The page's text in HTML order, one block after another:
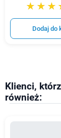
Dodaj do
Klienci,
również: